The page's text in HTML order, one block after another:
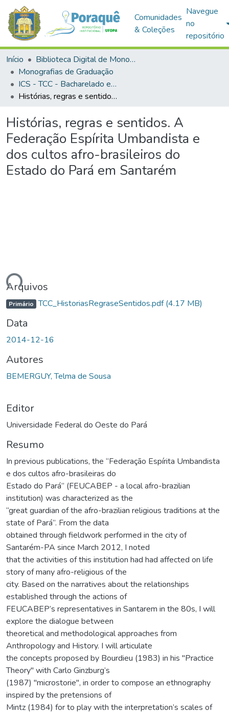
Comunidades
& Coleções
Navegue
no
repositório
Início
Biblioteca Digital de Monografias (BDM)
Monografias de Graduação
ICS - TCC - Bacharelado em Antropologia
Histórias, regras e sentidos. A Federação Espírita Umbandista e dos cultos afro-brasileiros do Estado do Pará em Santarém
Histórias, regras e sentidos. A
Federação Espírita Umbandista e
dos cultos afro-brasileiros do
Estado do Pará em Santarém
Arquivos
Primário TCC_HistoriasRegraseSentidos.pdf(4.17 MB)
Data
2014-12-16
Autores
BEMERGUY, Telma de Sousa
Editor
Universidade Federal do Oeste do Pará
Resumo
In previous publications, the “Federação Espírita Umbandista
e dos cultos afro-brasileiras do
Estado do Pará” (FEUCABEP - a local afro-brazilian
institution) was characterized as the
“great guardian of the afro-brazilian religious traditions at the
state of Pará”. From the data
obtained through fieldwork performed in the city of
Santarém-PA since March 2012, I noted
that the activities of this institution had had affected on life
story of many afro-religious of the
city. Based on the narratives about the relationships
established through the actions of
FEUCABEP’s representatives in Santarem in the 80s, I will
explore the dialogue between
theoretical and methodological approaches from
Anthropology and History. I will articulate
the concepts proposed by Bourdieu (1983) in his "Practice
Theory" with Carlo Ginzburg’s
(1987) "microstorie", in order to compose an ethnography
inspired by the pretensions of
Mintz (1984) for to play with the interpretation’s scales of